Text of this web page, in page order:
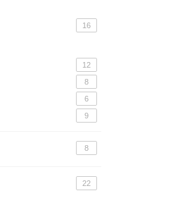
16
12
8
6
9
8
22